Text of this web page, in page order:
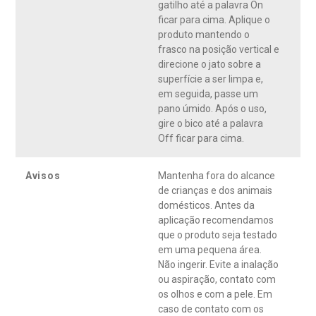
10 segundos. para todas as superfícies de vidro.
gatilho até a palavra On
ficar para cima. Aplique o
produto mantendo o
frasco na posição vertical e
direcione o jato sobre a
superfície a ser limpa e,
em seguida, passe um
pano úmido. Após o uso,
gire o bico até a palavra
Off ficar para cima.
Avisos
Mantenha fora do alcance
de crianças e dos animais
domésticos. Antes da
aplicação recomendamos
que o produto seja testado
em uma pequena área.
Não ingerir. Evite a inalação
ou aspiração, contato com
os olhos e com a pele. Em
caso de contato com os